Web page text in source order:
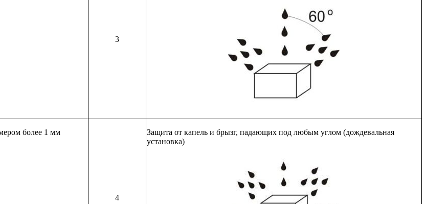
3
более 1 мм
4
Защита от капель и брызг, падающих под любым углом (дождевальная
установка)